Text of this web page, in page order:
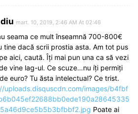
mart. 10, 2019, 2:46 AM At 02:46
seama ce mult înseamnă 700-800€
tine dacă scrii prostia asta. Am tot pus
aici, caută. Îți mai pun una ca să vezi
vine lag-ul. Ce scuze…nu íți permiți
euro? Tu ăsta intelectual? Ce trist.
uploads.disquscdn.com/images/b4fbf
Poate ai